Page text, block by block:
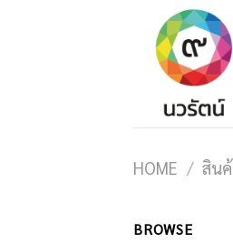
HOME / สิน
BROWSE